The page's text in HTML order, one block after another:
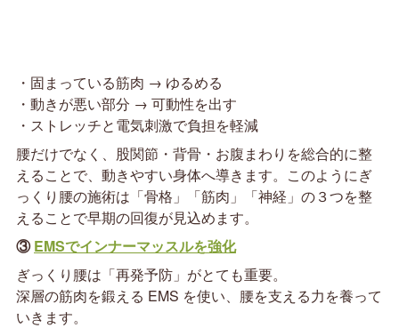
・固まっている筋肉 → ゆるめる
・動きが悪い部分 → 可動性を出す
・ストレッチと電気刺激で負担を軽減
腰だけでなく、股関節・背骨・お腹まわりを総合的に整
えることで、動きやすい身体へ導きます。このようにぎ
っくり腰の施術は「骨格」「筋肉」「神経」の３つを整
えることで早期の回復が見込めます。
③EMSでインナーマッスルを強化
ぎっくり腰は「再発予防」がとても重要。
深層の筋肉を鍛える EMS を使い、腰を支える力を養って
いきます。